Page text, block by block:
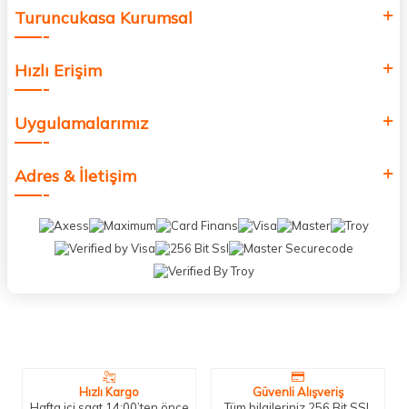
Turuncukasa Kurumsal
Hızlı Erişim
Uygulamalarımız
Adres & İletişim
Hızlı Kargo
Güvenli Alışveriş